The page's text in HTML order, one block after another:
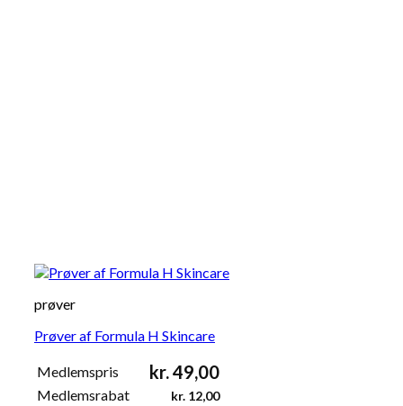
prøver
Prøver af Formula H Skincare
Medlemspris kr.49,00
Medlemsrabat kr. 12,00